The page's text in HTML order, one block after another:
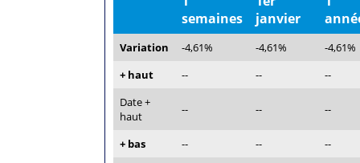
semaines
janvier
Variation -4,61% -4,61%
-4,61%
+ haut
-- --
--
Date +
haut
-- -- --
+ bas -- --
--